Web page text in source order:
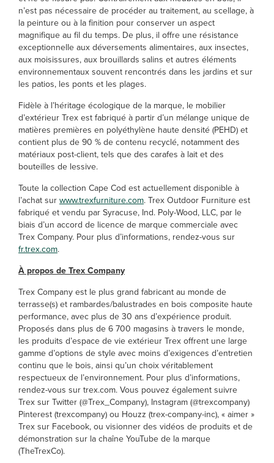
n’est pas nécessaire de procéder au traitement, au scellage, à
la peinture ou à la finition pour conserver un aspect
magnifique au fil du temps. De plus, il offre une résistance
exceptionnelle aux déversements alimentaires, aux insectes,
aux moisissures, aux brouillards salins et autres éléments
environnementaux souvent rencontrés dans les jardins et sur
les patios, les ponts et les plages.
Fidèle à l’héritage écologique de la marque, le mobilier
d’extérieur Trex est fabriqué à partir d’un mélange unique de
matières premières en polyéthylène haute densité (PEHD) et
contient plus de 90 % de contenu recyclé, notamment des
matériaux post-client, tels que des carafes à lait et des
bouteilles de lessive.
Toute la collection Cape Cod est actuellement disponible à
l’achat surwww.trexfurniture.com. Trex Outdoor Furniture est
fabriqué et vendu par Syracuse, Ind. Poly-Wood, LLC, par le
biais d’un accord de licence de marque commerciale avec
Trex Company. Pour plus d’informations, rendez-vous sur
fr.trex.com.
À propos de Trex Company
Trex Company est le plus grand fabricant au monde de
terrasse(s) et rambardes/balustrades en bois composite haute
performance, avec plus de 30 ans d’expérience produit.
Proposés dans plus de 6 700 magasins à travers le monde,
les produits d’espace de vie extérieur Trex offrent une large
gamme d’options de style avec moins d’exigences d’entretien
continu que le bois, ainsi qu’un choix véritablement
respectueux de l’environnement. Pour plus d’informations,
rendez-vous sur trex.com. Vous pouvez également suivre
Trex sur Twitter (@Trex_Company), Instagram (@trexcompany)
Pinterest (trexcompany) ou Houzz (trex-company-inc), « aimer »
Trex sur Facebook, ou visionner des vidéos de produits et de
démonstration sur la chaîne YouTube de la marque
(TheTrexCo).